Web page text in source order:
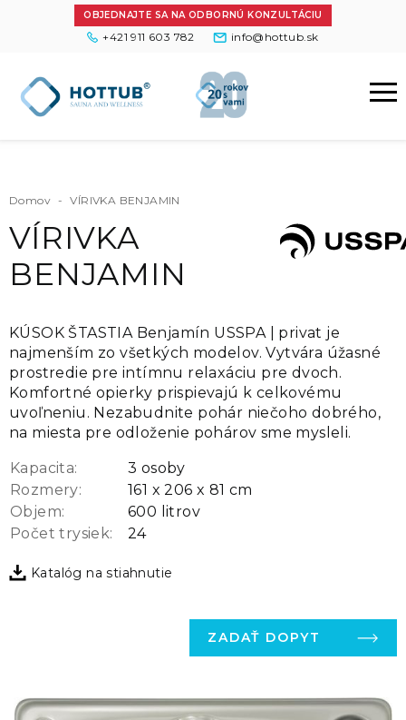
OBJEDNAJTE SA NA ODBORNÚ KONZULTÁCIU
+421 911 603 782 info@hottub.sk
Domov - VÍRIVKA BENJAMIN
VÍRIVKA
BENJAMIN
KÚSOK ŠTASTIA Benjamín USSPA | privat je
najmenším zo všetkých modelov. Vytvára úžasné
prostredie pre intímnu relaxáciu pre dvoch.
Komfortné opierky prispievajú k celkovému
uvoľneniu. Nezabudnite pohár niečoho dobrého,
na miesta pre odloženie pohárov sme mysleli.
Kapacita:
3 osoby
Rozmery:
161 x 206 x 81 cm
Objem:
600 litrov
Počet trysiek:
24
Katalóg na stiahnutie
ZADAŤ DOPYT